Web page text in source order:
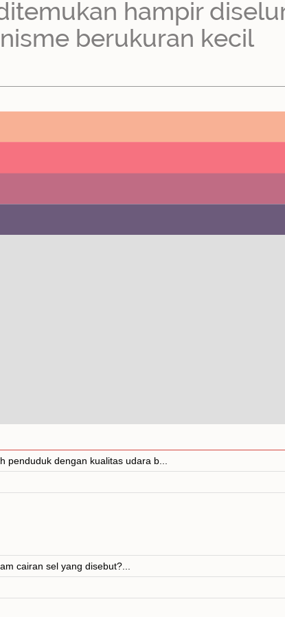
hampir
berukuran kecil
dengan kualitas udara b...
cairan sel yang disebut?...